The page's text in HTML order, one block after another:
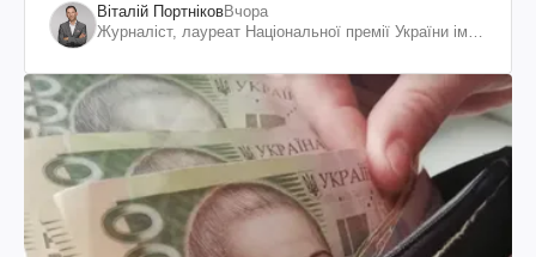
Віталій ПортніковВчора
Журналіст, лауреат Національної премії України ім.